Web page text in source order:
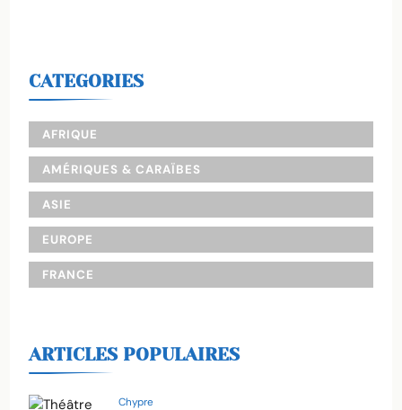
CATEGORIES
AFRIQUE
AMÉRIQUES & CARAÏBES
ASIE
EUROPE
FRANCE
ARTICLES POPULAIRES
Chypre